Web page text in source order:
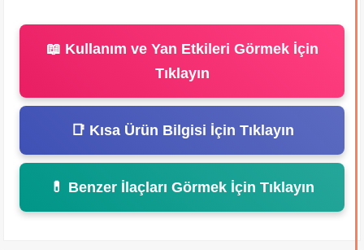
📖 Kullanım ve Yan Etkileri Görmek İçin
Tıklayın
📑 Kısa Ürün Bilgisi İçin Tıklayın
💊 Benzer İlaçları Görmek İçin Tıklayın